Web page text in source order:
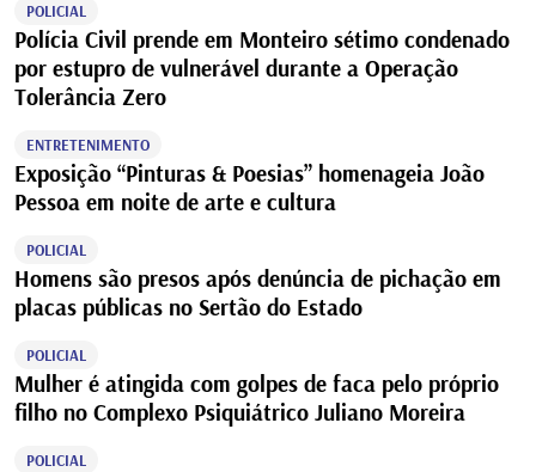
POLICIAL
Polícia Civil prende em Monteiro sétimo condenado
por estupro de vulnerável durante a Operação
Tolerância Zero
ENTRETENIMENTO
Exposição “Pinturas & Poesias” homenageia João
Pessoa em noite de arte e cultura
POLICIAL
Homens são presos após denúncia de pichação em
placas públicas no Sertão do Estado
POLICIAL
Mulher é atingida com golpes de faca pelo próprio
filho no Complexo Psiquiátrico Juliano Moreira
POLICIAL